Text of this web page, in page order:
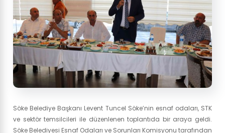
Söke Belediye Başkanı Levent Tuncel Söke’nin esnaf odaları, STK
ve sektör temsilcileri ile düzenlenen toplantıda bir araya geldi.
Söke Belediyesi Esnaf Odaları ve Sorunları Komisyonu tarafından